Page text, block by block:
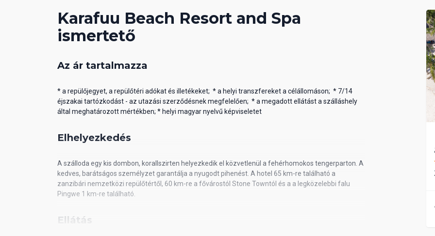
Karafuu Beach Resort and Spa
ismertető
Az ár tartalmazza
* a repülőjegyet, a repülőtéri adókat és illetékeket; * a helyi transzfereket a célállomáson; * 7/14
éjszakai tartózkodást - az utazási szerződésnek megfelelően; * a megadott ellátást a szálláshely
által meghatározott mértékben; * helyi magyar nyelvű képviseletet
Elhelyezkedés
A szálloda egy kis dombon, korallszirten helyezkedik el közvetlenül a fehérhomokos tengerparton. A
kedves, barátságos személyzet garantálja a nyugodt pihenést. A hotel 65 km-re található a
zanzibári nemzetközi repülőtértől, 60 km-re a fővárostól Stone Towntól és a a legközelebbi falu
Pingwe 1 km-re található.
Ellátás